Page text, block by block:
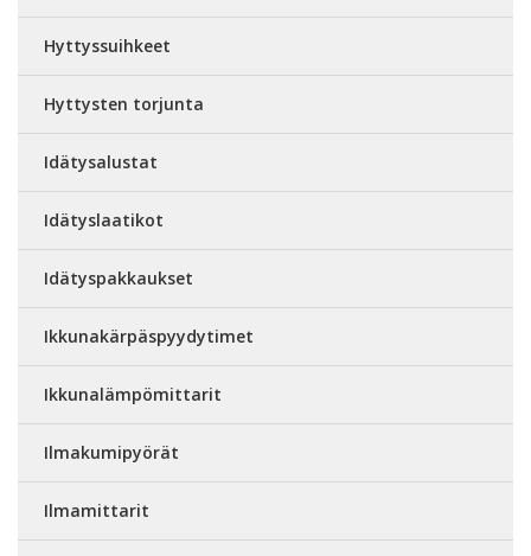
Hyttyssuihkeet
Hyttysten torjunta
Idätysalustat
Idätyslaatikot
Idätyspakkaukset
Ikkunakärpäspyydytimet
Ikkunalämpömittarit
Ilmakumipyörät
Ilmamittarit